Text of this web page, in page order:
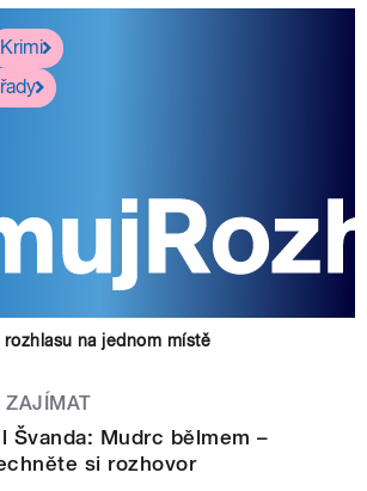
Krimi
na jednom místě
ZAJÍMAT
Švanda: Mudrc bělmem –
si rozhovor